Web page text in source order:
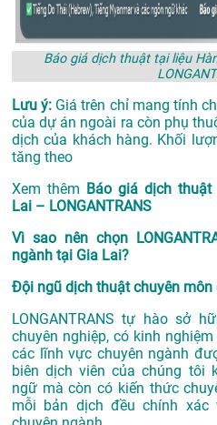
Báo giá dịch thuật tại liệu
Lưu ý: Giá trên chỉ mang tính
của dự án ngoài ra còn phụ
dịch của khách hàng. Khối
tăng theo
Xem thêm Báo giá dịch
Lai – LONGANTRANS
Vì sao nên chọn
ngành tại Gia Lai?
Đội ngũ dịch thuật chuyên môn
LONGANTRANS tự hào sở
chuyên nghiệp, có kinh
các lĩnh vực chuyên ngành
biên dịch viên của chúng tôi
ngữ mà còn có kiến thức
mỗi bản dịch đều chính